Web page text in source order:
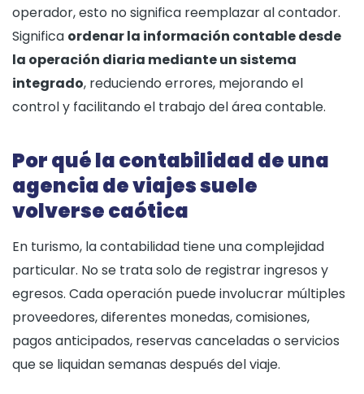
operador, esto no significa reemplazar al contador.
Significa ordenar la información contable desde
la operación diaria mediante un sistema
integrado, reduciendo errores, mejorando el
control y facilitando el trabajo del área contable.
Por qué la contabilidad de una
agencia de viajes suele
volverse caótica
En turismo, la contabilidad tiene una complejidad
particular. No se trata solo de registrar ingresos y
egresos. Cada operación puede involucrar múltiples
proveedores, diferentes monedas, comisiones,
pagos anticipados, reservas canceladas o servicios
que se liquidan semanas después del viaje.